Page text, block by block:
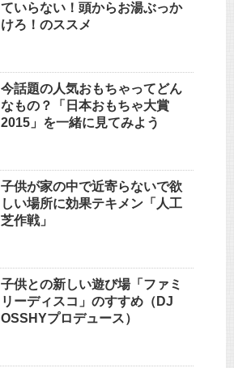
ていらない！頭からお湯ぶっか
けろ！のススメ
今話題の人気おもちゃってどん
なもの？「日本おもちゃ大賞
2015」を一緒に見てみよう
子供が家の中で近寄らないで欲
しい場所に効果テキメン「人工
芝作戦」
子供との新しい遊び場「ファミ
リーディスコ」のすすめ（DJ
OSSHYプロデュース）